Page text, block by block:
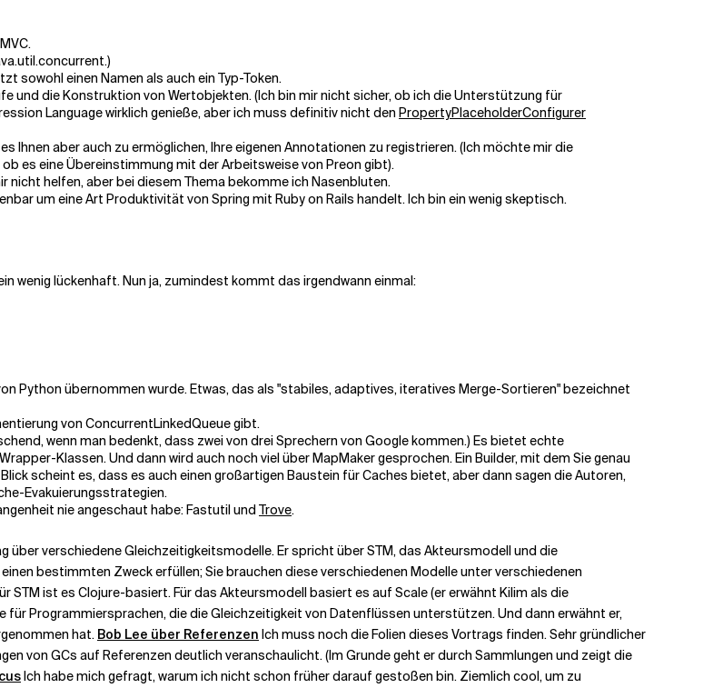
sowohl einen Namen als auch ein Typ-Token.
und die Konstruktion von Wertobjekten. (Ich bin mir nicht sicher, ob ich die Unterstützung für
Language wirklich genieße, aber ich muss definitiv nicht den PropertyPlaceholderConfigurer
Ihnen aber auch zu ermöglichen, Ihre eigenen Annotationen zu registrieren. (Ich möchte mir die
es eine Übereinstimmung mit der Arbeitsweise von Preon gibt).
nicht helfen, aber bei diesem Thema bekomme ich Nasenbluten.
um eine Art Produktivität von Spring mit Ruby on Rails handelt. Ich bin ein wenig skeptisch.
wenig lückenhaft. Nun ja, zumindest kommt das irgendwann einmal:
Python übernommen wurde. Etwas, das als "stabiles, adaptives, iteratives Merge-Sortieren" bezeichnet
von ConcurrentLinkedQueue gibt.
wenn man bedenkt, dass zwei von drei Sprechern von Google kommen.) Es bietet echte
Klassen. Und dann wird auch noch viel über MapMaker gesprochen. Ein Builder, mit dem Sie genau
scheint es, dass es auch einen großartigen Baustein für Caches bietet, aber dann sagen die Autoren,
Evakuierungsstrategien.
nie angeschaut habe: Fastutil und Trove.
über verschiedene Gleichzeitigkeitsmodelle. Er spricht über STM, das Akteursmodell und die
bestimmten Zweck erfüllen; Sie brauchen diese verschiedenen Modelle unter verschiedenen
ist es Clojure-basiert. Für das Akteursmodell basiert es auf Scale (er erwähnt Kilim als die
Programmiersprachen, die die Gleichzeitigkeit von Datenflüssen unterstützen. Und dann erwähnt er,
hat. Bob Lee über Referenzen Ich muss noch die Folien dieses Vortrags finden. Sehr gründlicher
von GCs auf Referenzen deutlich veranschaulicht. (Im Grunde geht er durch Sammlungen und zeigt die
Ich habe mich gefragt, warum ich nicht schon früher darauf gestoßen bin. Ziemlich cool, um zu